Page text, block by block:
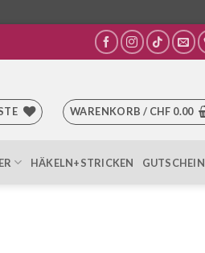
WARENKORB / CHF 0.00
HÄKELN+STRICKEN GUTSCHEIN